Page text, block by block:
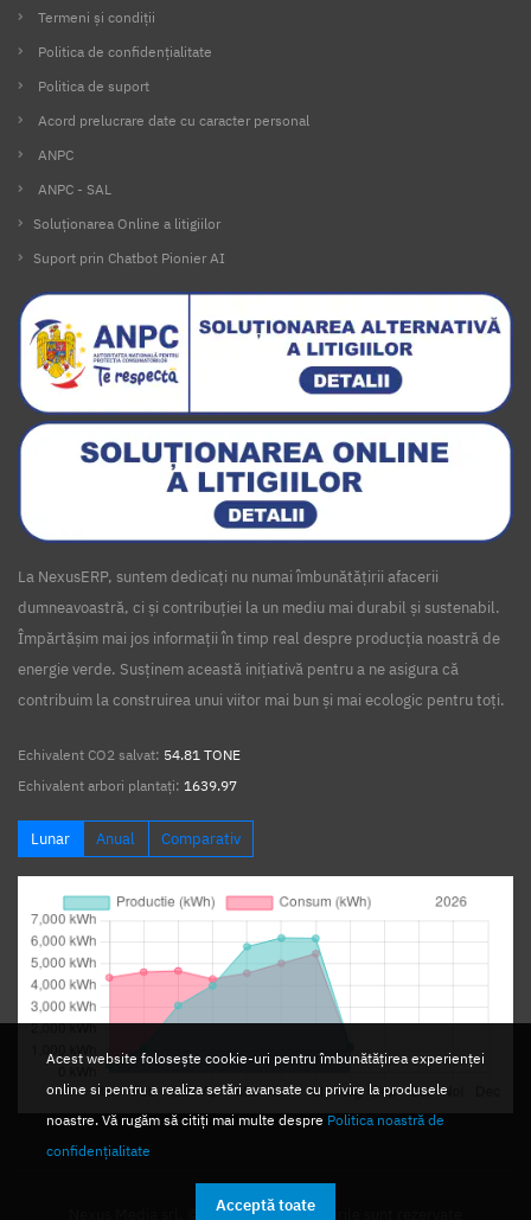
Acest website folosește cookie-uri pentru îmbunătățirea experienței
online si pentru a realiza setări avansate cu privire la produsele
noastre. Vă rugăm să citiți mai multe despre Politica noastră de
confidențialitate
Acceptă toate
Termeni și condiții
Politica de confidențialitate
Politica de suport
Acord prelucrare date cu caracter personal
ANPC
ANPC - SAL
Soluționarea Online a litigiilor
Suport prin Chatbot Pionier AI
La NexusERP, suntem dedicați nu numai îmbunătățirii afacerii
dumneavoastră, ci și contribuției la un mediu mai durabil și sustenabil.
Împărtășim mai jos informații în timp real despre producția noastră de
energie verde. Susținem această inițiativă pentru a ne asigura că
contribuim la construirea unui viitor mai bun și mai ecologic pentru toți.
Echivalent CO2 salvat: 54.81 TONE
Echivalent arbori plantați: 1639.97
Lunar Anual Comparativ
Nexus Media srl. © 2026. Toate drepturile sunt rezervate